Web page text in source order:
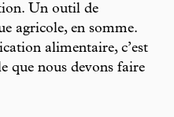
Un outil de
agricole, en somme.
alimentaire, c’est
que nous devons faire